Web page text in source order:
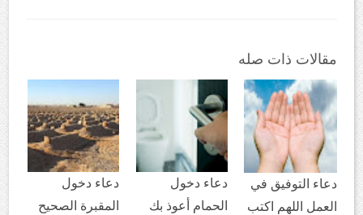
مقالات ذات صله
دعاء التوفيق في
العمل اللهم اكتب
دعاء دخول
الحمام أعوذ بك
دعاء دخول
المقبرة الصحيح